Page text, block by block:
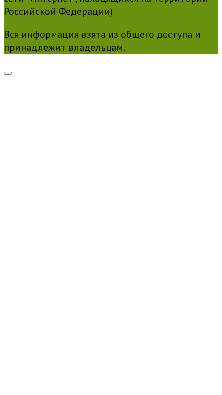
Российской Федерации)
Вся информация взята из общего доступа и
принадлежит владельцам.